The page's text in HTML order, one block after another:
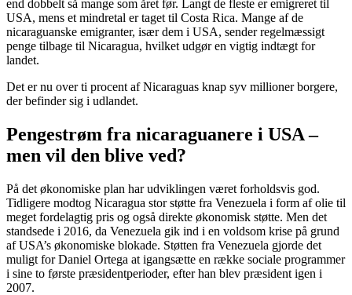
end dobbelt så mange som året før. Langt de fleste er emigreret til
USA, mens et mindretal er taget til Costa Rica. Mange af de
nicaraguanske emigranter, især dem i USA, sender regelmæssigt
penge tilbage til Nicaragua, hvilket udgør en vigtig indtægt for
landet.
Det er nu over ti procent af Nicaraguas knap syv millioner borgere,
der befinder sig i udlandet.
Pengestrøm fra nicaraguanere i USA –
men vil den blive ved?
På det økonomiske plan har udviklingen været forholdsvis god.
Tidligere modtog Nicaragua stor støtte fra Venezuela i form af olie til
meget fordelagtig pris og også direkte økonomisk støtte. Men det
standsede i 2016, da Venezuela gik ind i en voldsom krise på grund
af USA’s økonomiske blokade. Støtten fra Venezuela gjorde det
muligt for Daniel Ortega at igangsætte en række sociale programmer
i sine to første præsidentperioder, efter han blev præsident igen i
2007.